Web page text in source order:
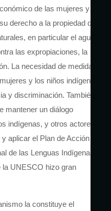
de las mujeres y las
derecho a la propiedad de la
en particular el agua,
las expropiaciones, la
La necesidad de medidas
y los niños indígenas
y discriminación. También
mantener un diálogo
indígenas, y otros actores
aplicar el Plan de Acción
de las Lenguas Indígenas,
la UNESCO hizo gran
la constituye el